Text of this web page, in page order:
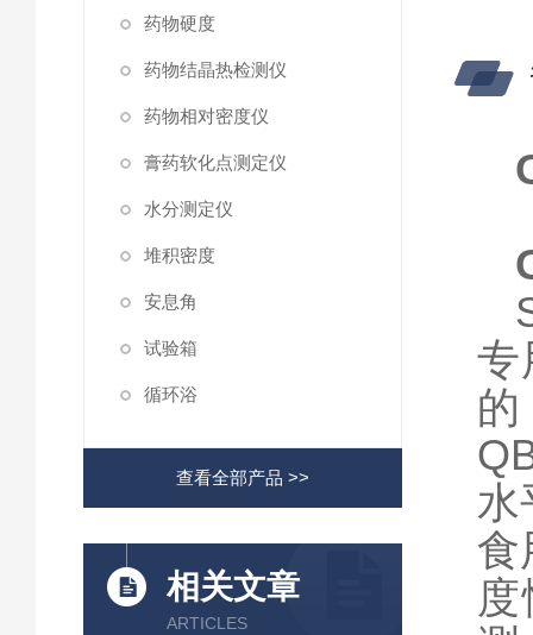
药物硬度
药物结晶热检测仪
药物相对密度仪
膏药软化点测定仪
水分测定仪
堆积密度
安息角
试验箱
循环浴
查看全部产品 >>
相关文章
ARTICLES
专
水
食